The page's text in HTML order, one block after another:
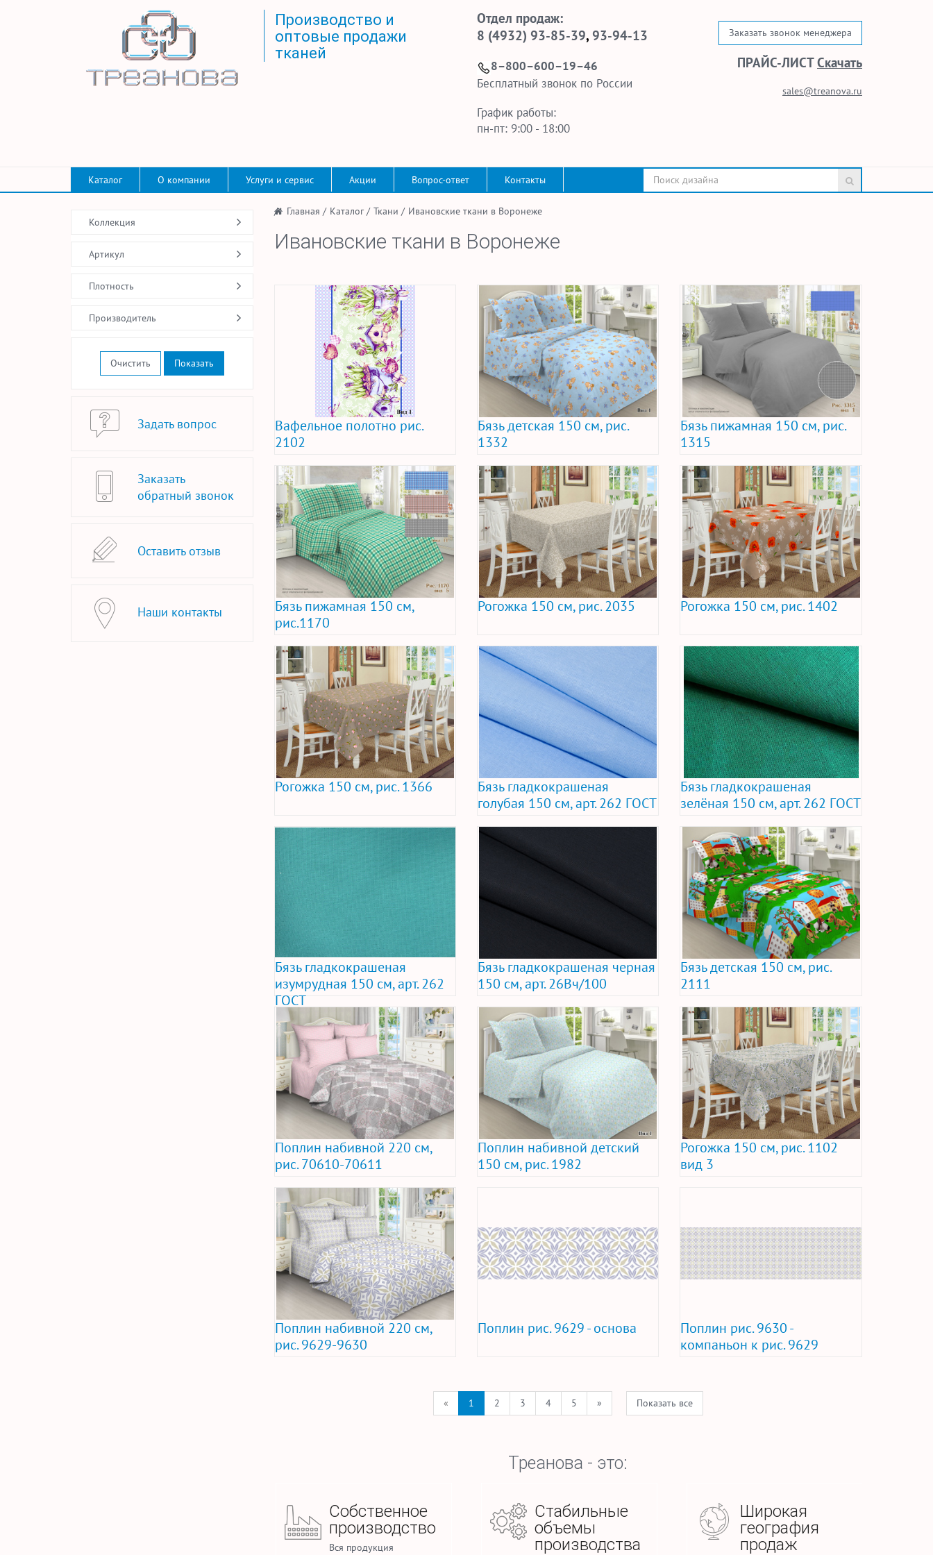
Производство и
оптовые продажи
тканей
Отдел продаж:
8 (4932) 93-85-39, 93-94-13
8–800–600–19–46
Бесплатный звонок по России
График работы:
пн-пт: 9:00 - 18:00
Заказать звонок менеджера
ПРАЙС-ЛИСТСкачать
sales@treanova.ru
Каталог О компании Услуги и сервис Акции Вопрос-ответ Контакты
/ Главная / Каталог/ Ткани / Ивановские ткани в Воронеже
Ивановские ткани в Воронеже
Вафельное полотно рис.
2102
Бязь детская 150 см, рис.
1332
Бязь пижамная 150 см, рис.
1315
Бязь пижамная 150 см,
рис.1170
Рогожка 150 см, рис. 2035 Рогожка 150 см, рис. 1402
Рогожка 150 см, рис. 1366
Бязь гладкокрашеная
голубая 150 см, арт. 262 ГОСТ
Бязь гладкокрашеная
зелёная 150 см, арт. 262 ГОСТ
Бязь гладкокрашеная
изумрудная 150 см, арт. 262
ГОСТ
Бязь гладкокрашеная черная
150 см, арт. 26Вч/100
Бязь детская 150 см, рис.
2111
Поплин набивной 220 см,
рис. 70610-70611
Поплин набивной детский
150 см, рис. 1982
Рогожка 150 см, рис. 1102
вид 3
Поплин набивной 220 см,
рис. 9629-9630
Поплин рис. 9629 - основа
Поплин рис. 9630 -
компаньон к рис. 9629
« 1 2 3 4 5 » Показать все
Треанова - это:
Собственное
производство
Вся продукция
Стабильные
объемы
производства
Широкая
география
продаж
Коллекция
Артикул
Плотность
Производитель
Очистить
Задать вопрос
Заказать
обратный звонок
Оставить отзыв
Наши контакты